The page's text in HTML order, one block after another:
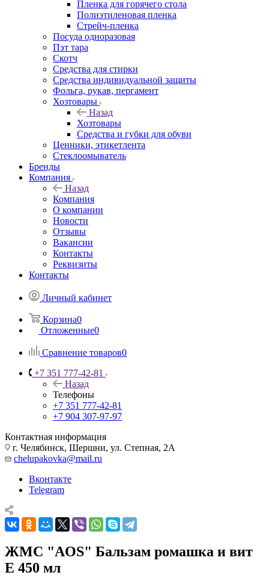
Пленка для горячего стола
Полиэтиленовая пленка
Стрейч-пленка
Посуда одноразовая
Пэт тара
Скотч
Средства для стирки
Средства индивидуальной защиты
Фольга, рукав, пергамент
Хозтовары
Назад
Хозтовары
Средства и губки для обуви
Ценники, этикетлента
Стеклоомыватель
Бренды
Компания
Назад
Компания
О компании
Новости
Отзывы
Вакансии
Контакты
Реквизиты
Контакты
Личный кабинет
Корзина0
Отложенные0
Сравнение товаров0
+7 351 777-42-81
Назад
Телефоны
+7 351 777-42-81
+7 904 307-97-97
Контактная информация
г. Челябинск, Шершни, ул. Степная, 2А
chelupakovka@mail.ru
Вконтакте
Telegram
ЖМС "AOS" Бальзам ромашка и вит
Е 450 мл